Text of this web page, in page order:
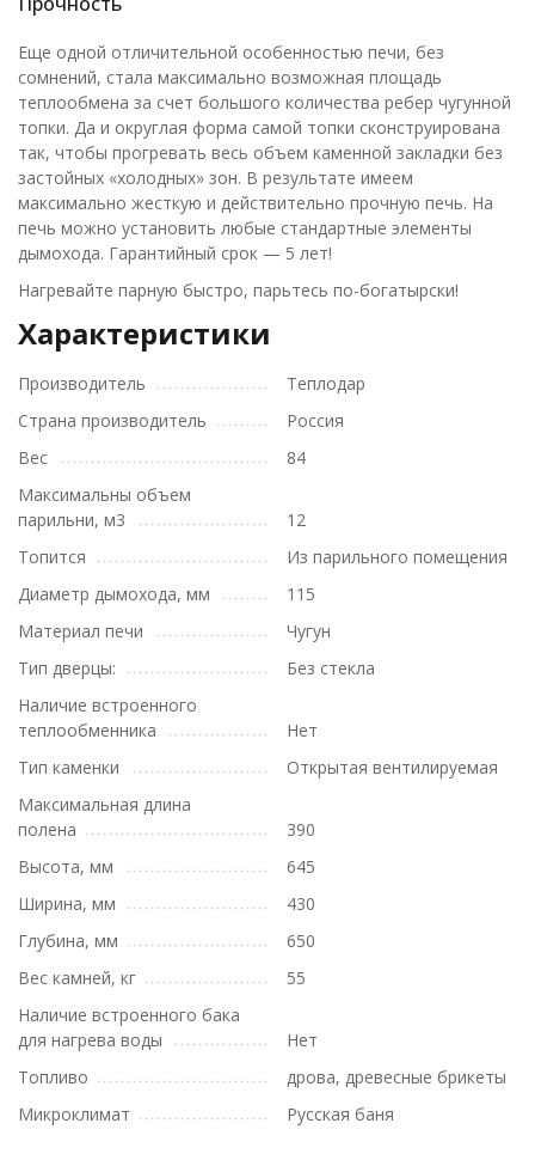
Еще одной отличительной особенностью печи, без
сомнений, стала максимально возможная площадь
теплообмена за счет большого количества ребер чугунной
топки. Да и округлая форма самой топки сконструирована
так, чтобы прогревать весь объем каменной закладки без
застойных «холодных» зон. В результате имеем
максимально жесткую и действительно прочную печь. На
печь можно установить любые стандартные элементы
дымохода. Гарантийный срок — 5 лет!
Нагревайте парную быстро, парьтесь по-богатырски!
Характеристики
Производитель
Теплодар
Страна производитель
Россия
Вес
84
Максимальны объем
парильни, м3
12
Топится
Из парильного помещения
Диаметр дымохода, мм
115
Материал печи
Чугун
Тип дверцы:
Без стекла
Наличие встроенного
теплообменника
Нет
Тип каменки
Открытая вентилируемая
Максимальная длина
полена
390
Высота, мм
645
Ширина, мм
430
Глубина, мм
650
Вес камней, кг
55
Наличие встроенного бака
для нагрева воды
Нет
Топливо
дрова, древесные брикеты
Микроклимат
Русская баня